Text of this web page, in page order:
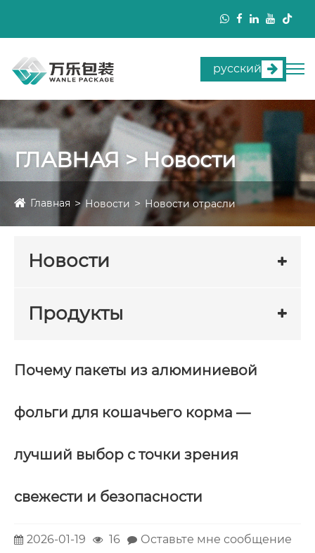
русский
ГЛАВНАЯ > Новости
Главная Новости Новости отрасли
Новости
Продукты
Почему пакеты из алюминиевой
фольги для кошачьего корма —
лучший выбор с точки зрения
свежести и безопасности
2026-01-19 16
Оставьте мне сообщение